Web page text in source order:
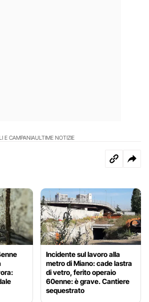
E CAMPANIAULTIME NOTIZIE
Incidente sul lavoro alla
metro di Miano: cade lastra
di vetro, ferito operaio
60enne: è grave. Cantiere
sequestrato